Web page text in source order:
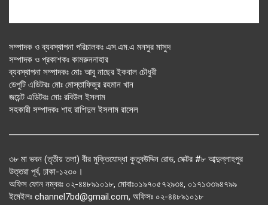
সম্পাদক ও ব্যবস্থাপনা পরিচালকঃ এস.এম.এ মনসুর মাসুদ
সম্পাদক ও প্রকাশকঃ কামরুননাহার
ব্যবস্থাপনা সম্পাদকঃ মোঃ আবু নাছের ইকবাল চৌধুরী
ডেপুটি এডিটরঃ মোঃ মোস্তাফিজুর রহমান খান
জয়েন্ট এডিটরঃ মোঃ রবিউল ইসলাম
সহকারী সম্পাদকঃ শাহ রাশিদুল ইসলাম রাসেল
৩৮ মা ভবন (তৃতীয় তলা) বীর মুক্তিযোদ্ধা কুতুবউদ্দিন রোড, সেক্টর #৮ আব্দুল্লাহপুর
উত্তরা পূর্ব, ঢাকা-১২৩০।
অফিস ফোন নম্বরঃ ০২-৪৪৮৯১০১৮, মোবাঃ০১৯৭০৫৭২৯৩৪, ০১৭১৩৩৯৪৭৯৯
ইমেইলঃ channel7bd@gmail.com, অফিসঃ ০২-৪৪৮৯১০১৮